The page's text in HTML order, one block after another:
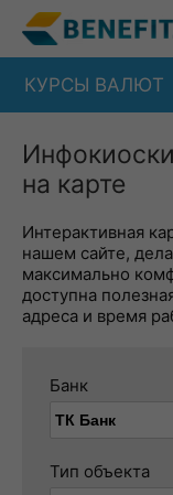
КУРСЫ ВАЛЮТ
на карте
Интерактивная
нашем сайте,
максимально
доступна
адреса и время
Банк
Тип объекта